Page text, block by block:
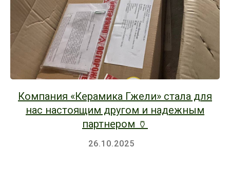
Компания «Керамика Гжели» стала для
нас настоящим другом и надежным
партнером 🏺
26.10.2025